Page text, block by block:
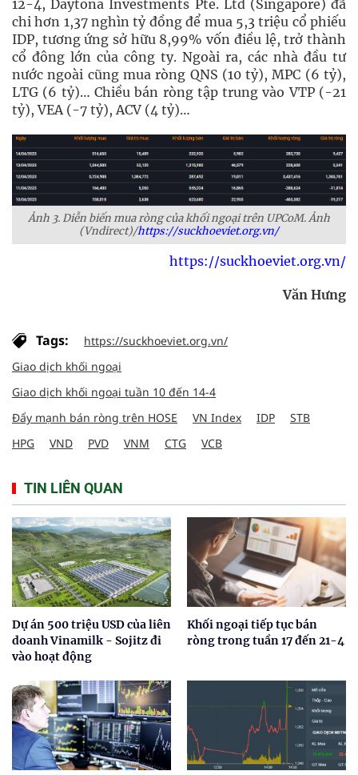
12-4, Daytona Investments Pte. Ltd (Singapore) đã
chi hơn 1,37 nghìn tỷ đồng để mua 5,3 triệu cổ phiếu
IDP, tương ứng sở hữu 8,99% vốn điều lệ, trở thành
cổ đông lớn của công ty. Ngoài ra, các nhà đầu tư
nước ngoài cũng mua ròng QNS (10 tỷ), MPC (6 tỷ),
LTG (6 tỷ)… Chiều bán ròng tập trung vào VTP (-21
tỷ), VEA (-7 tỷ), ACV (4 tỷ)…
Ảnh 3. Diễn biến mua ròng của khối ngoại trên UPCoM. Ảnh
(Vndirect)/https://suckhoeviet.org.vn/
https://suckhoeviet.org.vn/
Văn Hưng
Tags:
https://suckhoeviet.org.vn/
Giao dịch khối ngoại
Giao dịch khối ngoại tuần 10 đến 14-4
Đẩy mạnh bán ròng trên HOSE
VN Index IDP
STB
HPG
VND PVD VNM CTG VCB
TIN LIÊN QUAN
Dự án 500 triệu USD của liên
doanh Vinamilk - Sojitz đi
vào hoạt động
Khối ngoại tiếp tục bán
ròng trong tuần 17 đến 21-4